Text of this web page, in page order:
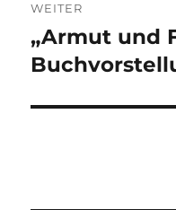
WEITER
Nächster
Beitrag:
„Armut und